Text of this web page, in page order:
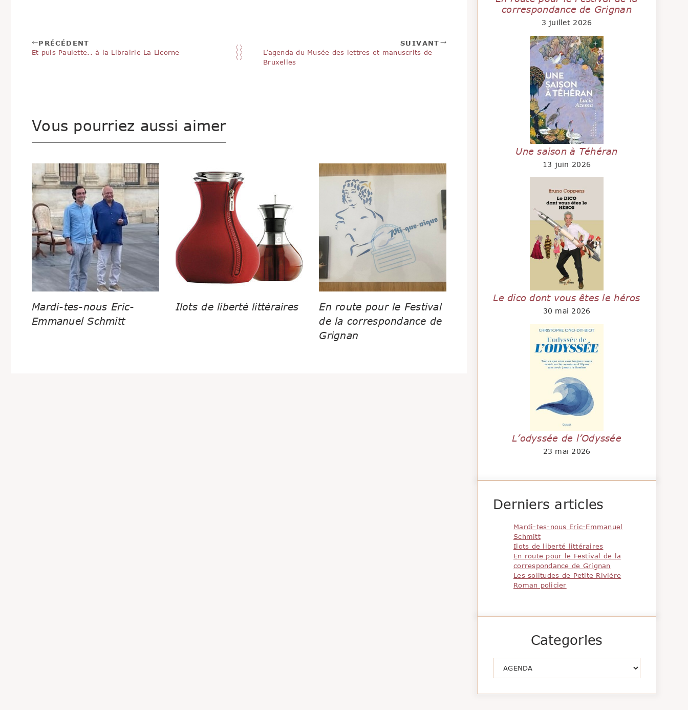
PRÉCÉDENT
Et puis Paulette.. à la Librairie La Licorne
SUIVANT
L’agenda du Musée des lettres et manuscrits de
Bruxelles
Vous pourriez aussi aimer
Mardi-tes-nous Eric-
Emmanuel Schmitt
Ilots de liberté littéraires
En route pour le Festival
de la correspondance de
Grignan
correspondance de Grignan
3 juillet 2026
Une saison à Téhéran
13 juin 2026
Le dico dont vous êtes le héros
30 mai 2026
L’odyssée de l’Odyssée
23 mai 2026
Derniers articles
Mardi-tes-nous Eric-Emmanuel
Schmitt
Ilots de liberté littéraires
En route pour le Festival de la
correspondance de Grignan
Les solitudes de Petite Rivière
Roman policier
Categories